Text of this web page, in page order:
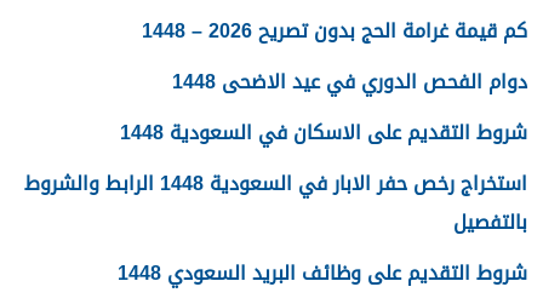
كم قيمة غرامة الحج بدون تصريح 2026 – 1448
دوام الفحص الدوري في عيد الاضحى 1448
شروط التقديم على الاسكان في السعودية 1448
استخراج رخص حفر الابار في السعودية 1448 الرابط والشروط
بالتفصيل
شروط التقديم على وظائف البريد السعودي 1448